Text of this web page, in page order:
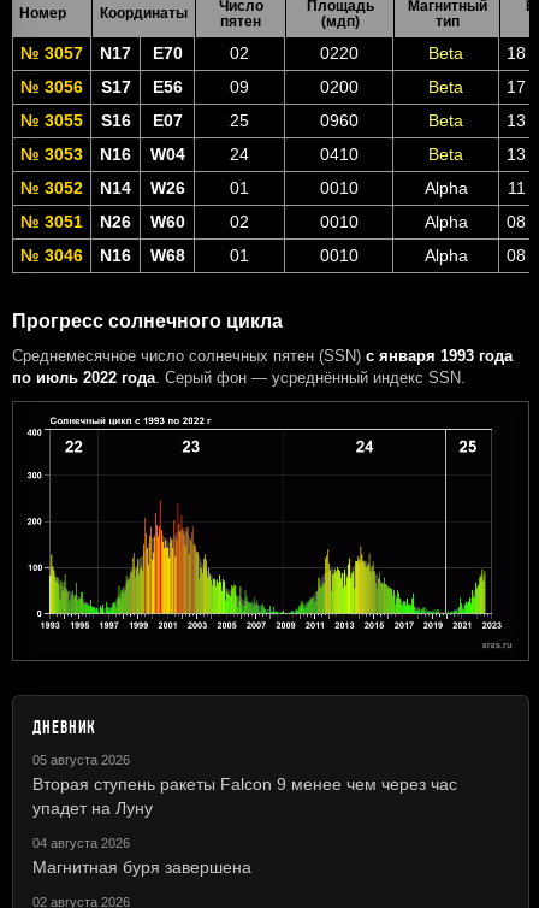
Номер Координаты
Число
пятен
Площадь
(мдп)
Магнитный
тип
В
№ 3057 N17 E70 02 0220 Beta
18
№ 3056
S17 E56 09 0200 Beta
17
№ 3055
S16 E07 25 0960 Beta
13
№ 3053
N16 W04 24 0410 Beta
13
№ 3052
N14 W26 01 0010 Alpha
11
№ 3051
N26 W60 02 0010 Alpha
08
№ 3046
N16 W68 01 0010 Alpha 08
Прогресс солнечного цикла
Среднемесячное число солнечных пятен (SSN) с января 1993 года
по июль 2022 года . Серый фон — усреднённый индекс SSN.
ДНЕВНИК
05 августа 2026
Вторая ступень ракеты Falcon 9 менее чем через час
упадет на Луну
04 августа 2026
Магнитная буря завершена
02 августа 2026